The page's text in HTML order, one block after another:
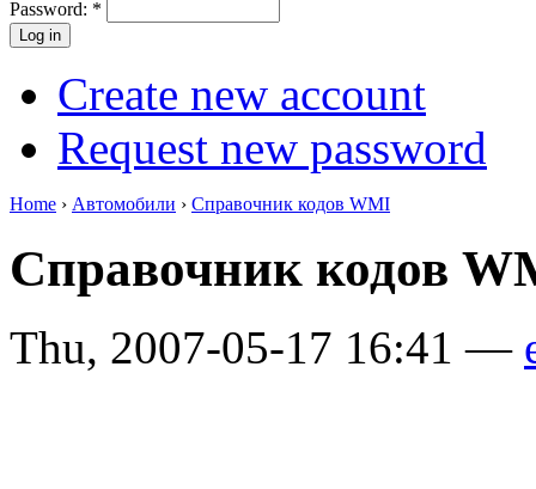
Password: *
Create new account
Request new password
Home › Автомобили › Справочник кодов WMI
Справочник кодов
Thu, 2007-05-17 16:41 —